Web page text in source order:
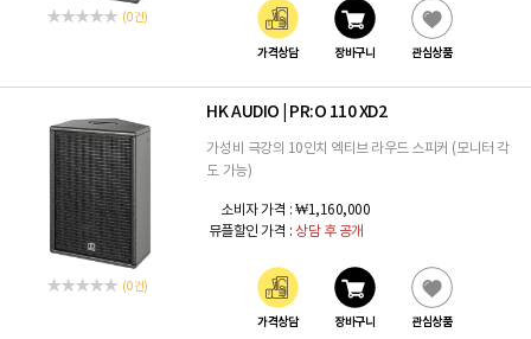
(0 건)
가격상담 장바구니 관심상품
(0 건)
HK AUDIO PR:O 110 XD2
가성비 극강의 10인치 엑티브 라우드 스피커 (모니터 각
도 가능)
소비자 가격 : ₩1,160,000
뮤플할인 가격 : 상담 후 공개
가격상담 장바구니 관심상품